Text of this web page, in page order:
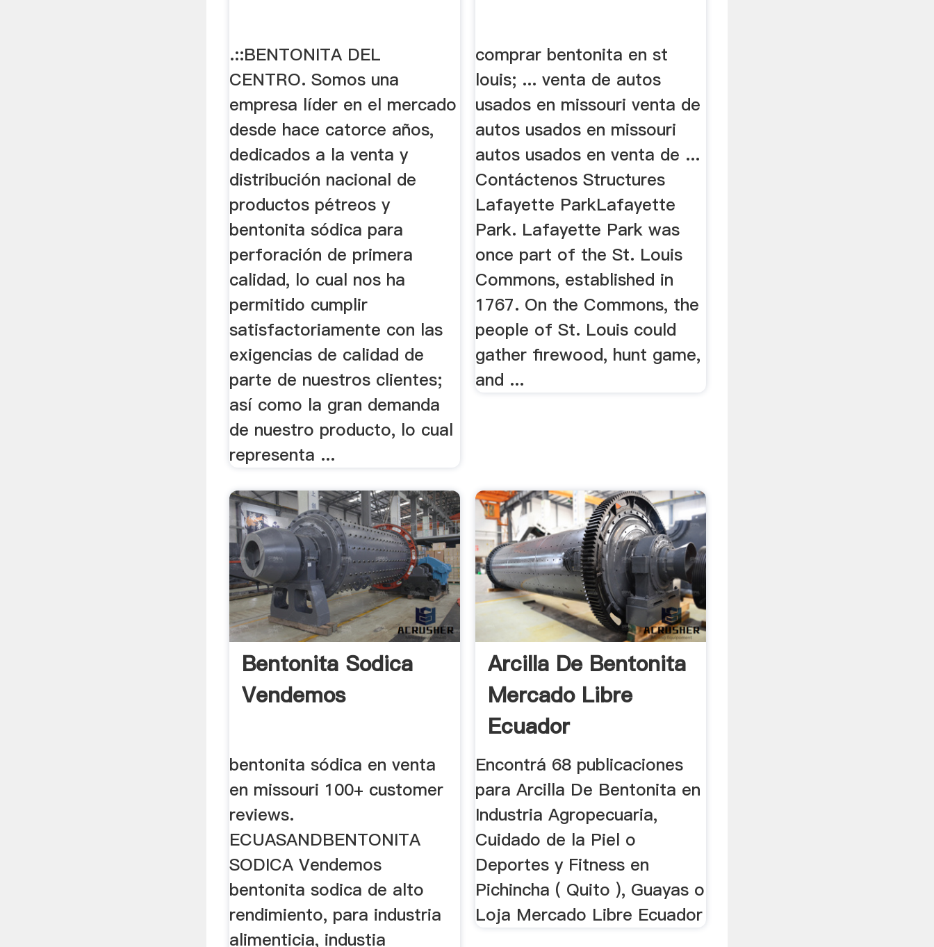
.::BENTONITA DEL
CENTRO. Somos una
empresa líder en el mercado
desde hace catorce años,
dedicados a la venta y
distribución nacional de
productos pétreos y
bentonita sódica para
perforación de primera
calidad, lo cual nos ha
permitido cumplir
satisfactoriamente con las
exigencias de calidad de
parte de nuestros clientes;
así como la gran demanda
de nuestro producto, lo cual
representa ...
comprar bentonita en st
louis; ... venta de autos
usados en missouri venta de
autos usados en missouri
autos usados en venta de ...
Contáctenos Structures
Lafayette ParkLafayette
Park. Lafayette Park was
once part of the St. Louis
Commons, established in
1767. On the Commons, the
people of St. Louis could
gather firewood, hunt game,
and ...
Bentonita Sodica
Vendemos
bentonita sódica en venta
en missouri 100+ customer
reviews.
ECUASANDBENTONITA
SODICA Vendemos
bentonita sodica de alto
rendimiento, para industria
alimenticia, industia
Arcilla De Bentonita
Mercado Libre
Ecuador
Encontrá 68 publicaciones
para Arcilla De Bentonita en
Industria Agropecuaria,
Cuidado de la Piel o
Deportes y Fitness en
Pichincha ( Quito ), Guayas o
Loja Mercado Libre Ecuador